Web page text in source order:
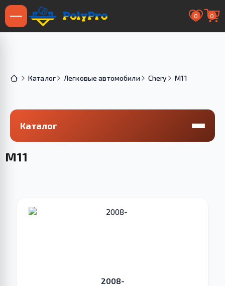
0 0
Каталог Легковые автомобили Chery M11
Каталог
M11
2008-